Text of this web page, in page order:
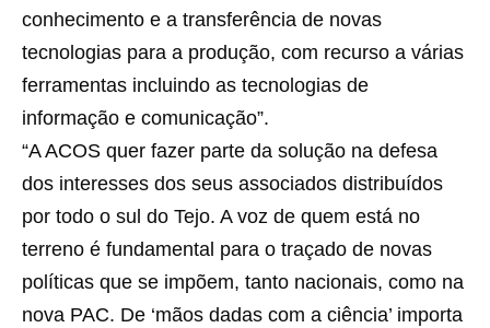
conhecimento e a transferência de novas
tecnologias para a produção, com recurso a várias
ferramentas incluindo as tecnologias de
informação e comunicação”.
“A ACOS quer fazer parte da solução na defesa
dos interesses dos seus associados distribuídos
por todo o sul do Tejo. A voz de quem está no
terreno é fundamental para o traçado de novas
políticas que se impõem, tanto nacionais, como na
nova PAC. De ‘mãos dadas com a ciência’ importa